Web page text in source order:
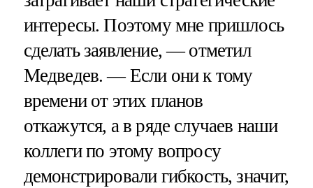
интересы. Поэтому мне пришлось
сделать заявление, — отметил
Медведев. — Если они к тому
времени от этих планов
откажутся, а в ряде случаев наши
коллеги по этому вопросу
демонстрировали гибкость, значит,